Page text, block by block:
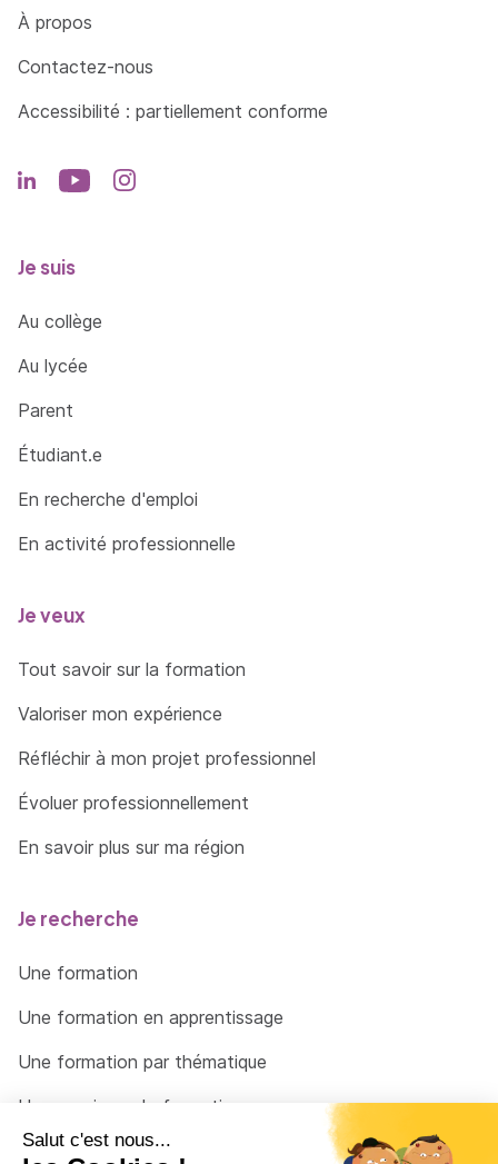
Côté Formations
À propos
Contactez-nous
Accessibilité : partiellement conforme
Je suis
Au collège
Au lycée
Parent
Étudiant.e
En recherche d'emploi
En activité professionnelle
Je veux
Tout savoir sur la formation
Valoriser mon expérience
Réfléchir à mon projet professionnel
Évoluer professionnellement
En savoir plus sur ma région
Je recherche
Une formation
Une formation en apprentissage
Une formation par thématique
Un organisme de formation
Un conseiller